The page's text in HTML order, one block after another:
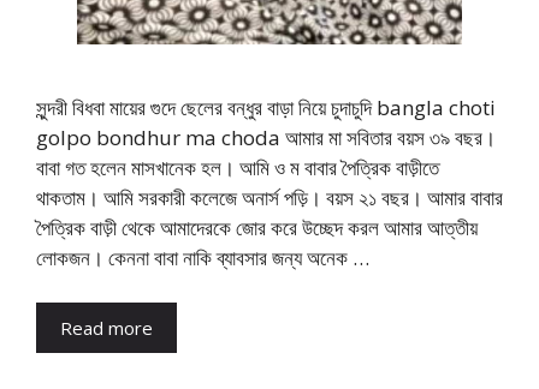
সুন্দরী বিধবা মায়ের গুদে ছেলের বন্ধুর বাড়া নিয়ে চুদাচুদি bangla choti
golpo bondhur ma choda আমার মা সবিতার বয়স ৩৯ বছর।
বাবা গত হলেন মাসখানেক হল। আমি ও ম বাবার পৈত্রিক বাড়ীতে
থাকতাম। আমি সরকারী কলেজে অনার্স পড়ি। বয়স ২১ বছর। আমার বাবার
পৈত্রিক বাড়ী থেকে আমাদেরকে জোর করে উচ্ছেদ করল আমার আত্তীয়
লোকজন। কেননা বাবা নাকি ব্যাবসার জন্য অনেক …
Read more